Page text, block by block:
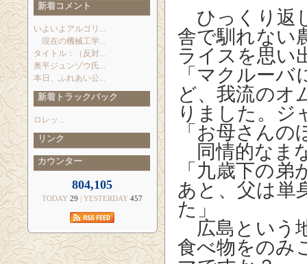
ひっくり返
舎で馴れない
ライスを思い
「マクルー
ど、我流のオ
りました。ジ
「お母さん
同情的なま
「九歳下の
あと、父は単
た」
広島という
食べ物をのみ
新着コメント
いよいよアルゴリ...
現在の機械工学...
タイトル：（反対...
奥平ジュンゾウ氏...
本日、ふれあい公...
新着トラックバック
ロレッ...
リンク
カウンター
804,105
TODAY 29 | YESTERDAY 457